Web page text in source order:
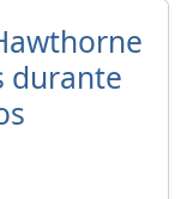
durante